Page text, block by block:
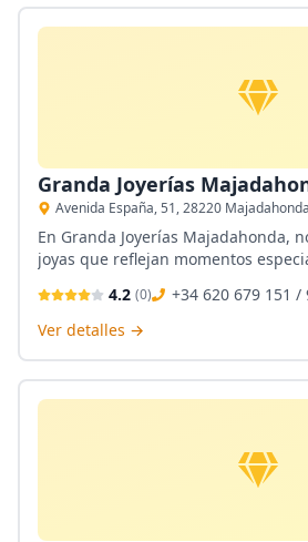
Granda Joyerías
Avenida España, 51, 28220
En Granda Joyerías Majadahonda,
joyas que reflejan momentos
ofrecemos una cuidada selección
personalizadas, acompañadas de
4.2 (0)
+34 620 679 151 /
Ver detalles →